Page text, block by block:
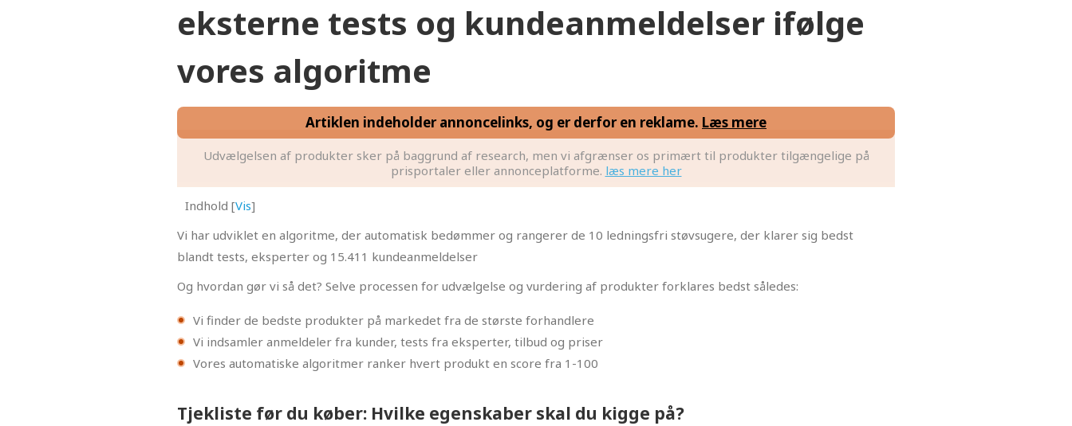
eksterne tests og kundeanmeldelser ifølge
vores algoritme
Artiklen indeholder annoncelinks, og er derfor en reklame. Læs mere
Udvælgelsen af produkter sker på baggrund af research, men vi afgrænser os primært til produkter tilgængelige på
prisportaler eller annonceplatforme. læs mere her
Indhold [Vis]
Vi har udviklet en algoritme, der automatisk bedømmer og rangerer de 10 ledningsfri støvsugere, der klarer sig bedst
blandt tests, eksperter og 15.411 kundeanmeldelser
Og hvordan gør vi så det? Selve processen for udvælgelse og vurdering af produkter forklares bedst således:
Vi finder de bedste produkter på markedet fra de største forhandlere
Vi indsamler anmeldeler fra kunder, tests fra eksperter, tilbud og priser
Vores automatiske algoritmer ranker hvert produkt en score fra 1-100
Tjekliste før du køber: Hvilke egenskaber skal du kigge på?